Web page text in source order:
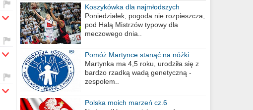
Koszykówka dla najmłodszych
Poniedziałek, pogoda nie rozpieszcza,
pod Halą Mistrzów typowy dla
meczowego dnia..
Pomóż Martynce stanąć na nóżki
Martynka ma 4,5 roku, urodziła się z
bardzo rzadką wadą genetyczną -
zespołem..
Polska moich marzeń cz.6